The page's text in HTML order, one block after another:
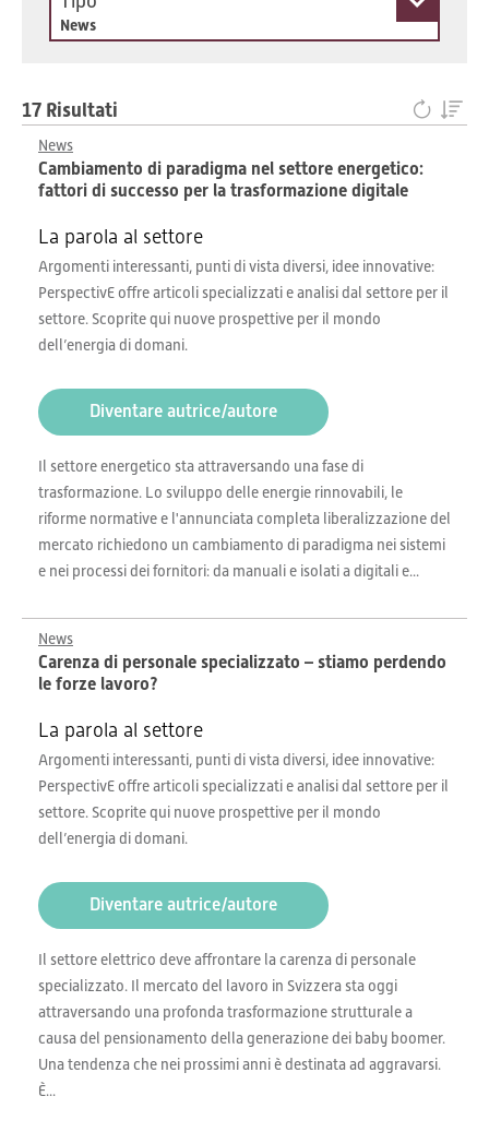
News
17 Risultati
News
Cambiamento di paradigma nel settore energetico:
fattori di successo per la trasformazione digitale
La parola al settore
Argomenti interessanti, punti di vista diversi, idee innovative:
PerspectivE offre articoli specializzati e analisi dal settore per il
settore. Scoprite qui nuove prospettive per il mondo
dell’energia di domani.
Diventare autrice/autore
Il settore energetico sta attraversando una fase di
trasformazione. Lo sviluppo delle energie rinnovabili, le
riforme normative e l'annunciata completa liberalizzazione del
mercato richiedono un cambiamento di paradigma nei sistemi
e nei processi dei fornitori: da manuali e isolati a digitali e...
News
Carenza di personale specializzato – stiamo perdendo
le forze lavoro?
La parola al settore
Argomenti interessanti, punti di vista diversi, idee innovative:
PerspectivE offre articoli specializzati e analisi dal settore per il
settore. Scoprite qui nuove prospettive per il mondo
dell’energia di domani.
Diventare autrice/autore
Il settore elettrico deve affrontare la carenza di personale
specializzato. Il mercato del lavoro in Svizzera sta oggi
attraversando una profonda trasformazione strutturale a
causa del pensionamento della generazione dei baby boomer.
Una tendenza che nei prossimi anni è destinata ad aggravarsi.
È...